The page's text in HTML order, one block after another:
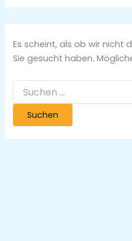
Es scheint, als ob wir nicht
Sie gesucht haben.
Suchen
nach: